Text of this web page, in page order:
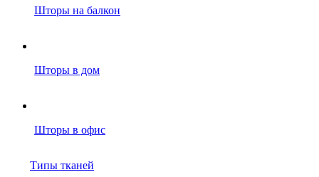
Шторы на балкон
Шторы в дом
Шторы в офис
Типы тканей